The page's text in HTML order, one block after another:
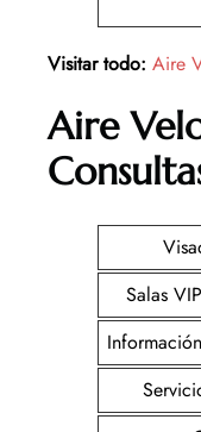
Visitar todo: Aire
Aire
Salas